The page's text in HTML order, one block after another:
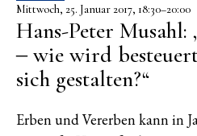
Mittwoch, 25. Januar 2017, 18:30–20:00
Hans-Peter Musahl:
‒ wie wird
sich gestalten?“
Erben und Vererben kann in